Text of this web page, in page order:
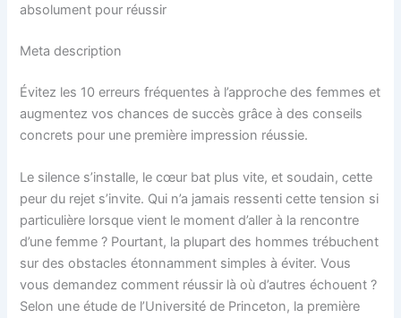
absolument pour réussir
Meta description
Évitez les 10 erreurs fréquentes à l’approche des femmes et
augmentez vos chances de succès grâce à des conseils
concrets pour une première impression réussie.
Le silence s’installe, le cœur bat plus vite, et soudain, cette
peur du rejet s’invite. Qui n’a jamais ressenti cette tension si
particulière lorsque vient le moment d’aller à la rencontre
d’une femme ? Pourtant, la plupart des hommes trébuchent
sur des obstacles étonnamment simples à éviter. Vous
vous demandez comment réussir là où d’autres échouent ?
Selon une étude de l’Université de Princeton, la première